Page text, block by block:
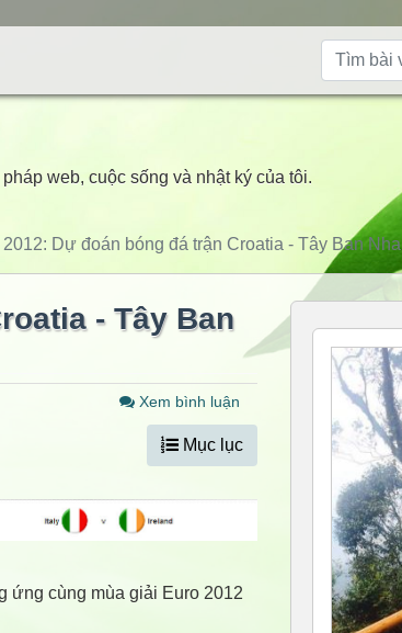
web, cuộc sống và nhật ký của tôi.
2012: Dự đoán bóng đá trận Croatia - Tây Ban Nha
- Tây Ban
Xem bình luận
Mục lục
ứng cùng mùa giải Euro 2012